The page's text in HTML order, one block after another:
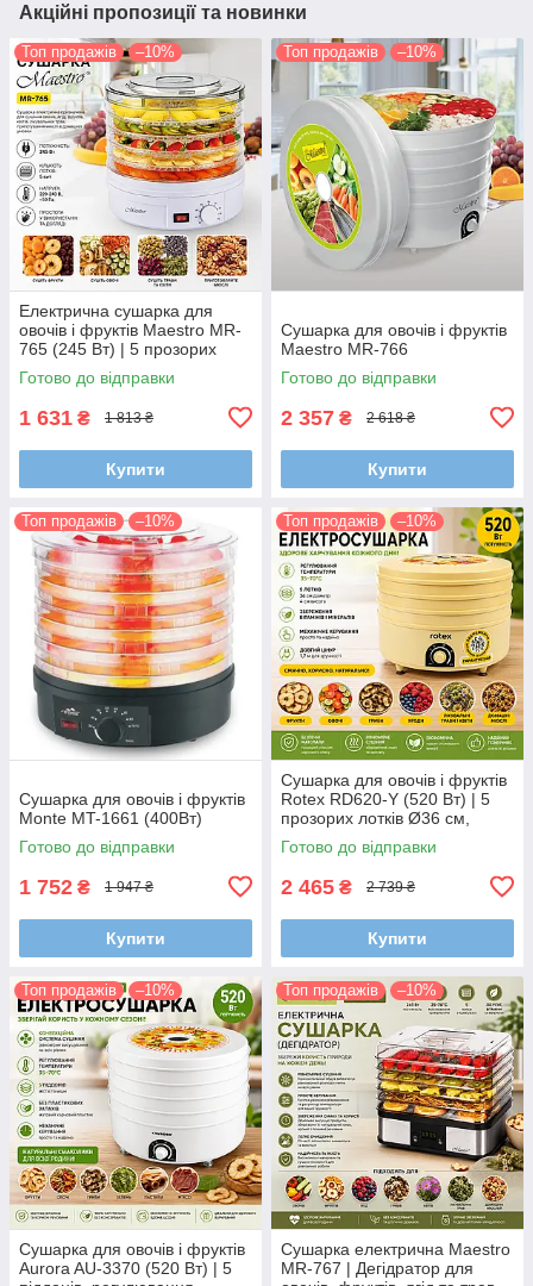
Акційні пропозиції та новинки
Топ продажів –10%
Електрична сушарка для
овочів і фруктів Maestro MR-
765 (245 Вт) | 5 прозорих
лотків для домашніх
заготовок
Готово до відправки
1 631 ₴ 1 813 ₴
Купити
Топ продажів –10%
Сушарка для овочів і фруктів
Maestro MR-766
Готово до відправки
2 357 ₴ 2 618 ₴
Купити
Топ продажів –10%
Сушарка для овочів і фруктів
Monte MT-1661 (400Вт)
Готово до відправки
1 752 ₴ 1 947 ₴
Купити
Топ продажів –10%
Сушарка для овочів і фруктів
Rotex RD620-Y (520 Вт) | 5
прозорих лотків Ø36 см,
регулятор температури,
дегідратор
Готово до відправки
2 465 ₴ 2 739 ₴
Купити
Топ продажів –10%
Сушарка для овочів і фруктів
Aurora AU-3370 (520 Вт) | 5
Топ продажів –10%
Сушарка електрична Maestro
MR-767 | Дегідратор для